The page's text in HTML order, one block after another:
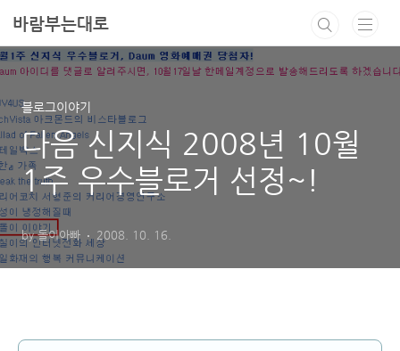
바람부는대로
블로그이야기
다음 신지식 2008년 10월
1주 우수블로거 선정~!
by 돌이아빠 2008. 10. 16.